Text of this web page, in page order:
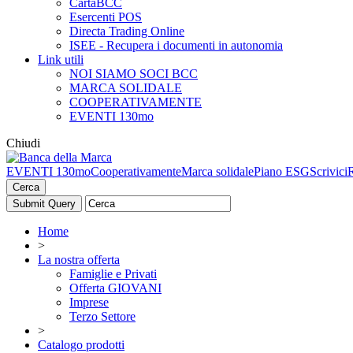
CartaBCC
Esercenti POS
Directa Trading Online
ISEE - Recupera i documenti in autonomia
Link utili
NOI SIAMO SOCI BCC
MARCA SOLIDALE
COOPERATIVAMENTE
EVENTI 130mo
Chiudi
EVENTI 130moCooperativamenteMarca solidalePiano ESGScrivici
Cerca
Home
>
La nostra offerta
Famiglie e Privati
Offerta GIOVANI
Imprese
Terzo Settore
>
Catalogo prodotti